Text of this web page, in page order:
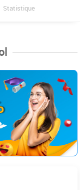
Statistique